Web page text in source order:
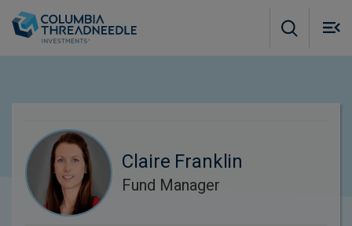
Claire Franklin
Fund Manager